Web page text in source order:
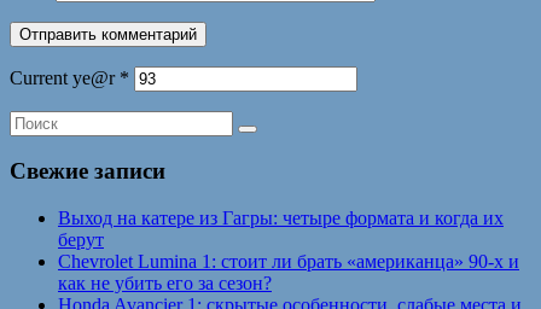
Current ye@r *
Свежие записи
Выход на катере из Гагры: четыре формата и когда их
берут
Chevrolet Lumina 1: стоит ли брать «американца» 90-х и
как не убить его за сезон?